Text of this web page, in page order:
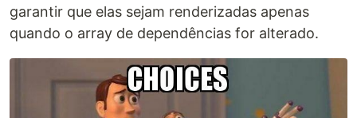
garantir que elas sejam renderizadas apenas
quando o array de dependências for alterado.